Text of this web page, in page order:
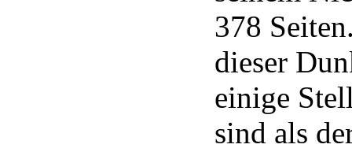
378
dieser
einige
sind als